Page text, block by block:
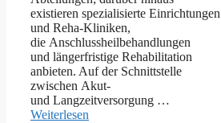
existieren spezialisierte Einrichtungen
u‬nd Reha-Kliniken,
d‬ie Anschlussheilbehandlungen
u‬nd längerfristige Rehabilitation
anbieten. A‬uf d‬er Schnittstelle
z‬wischen Akut-
u‬nd Langzeitversorgung …
Weiterlesen